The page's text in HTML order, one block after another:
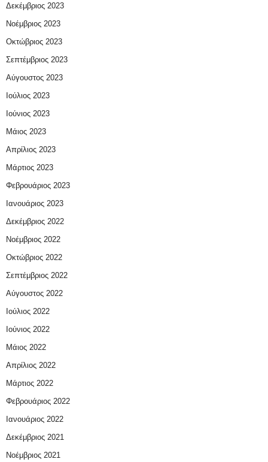
Δεκέμβριος 2023
Νοέμβριος 2023
Οκτώβριος 2023
Σεπτέμβριος 2023
Αύγουστος 2023
Ιούλιος 2023
Ιούνιος 2023
Μάιος 2023
Απρίλιος 2023
Μάρτιος 2023
Φεβρουάριος 2023
Ιανουάριος 2023
Δεκέμβριος 2022
Νοέμβριος 2022
Οκτώβριος 2022
Σεπτέμβριος 2022
Αύγουστος 2022
Ιούλιος 2022
Ιούνιος 2022
Μάιος 2022
Απρίλιος 2022
Μάρτιος 2022
Φεβρουάριος 2022
Ιανουάριος 2022
Δεκέμβριος 2021
Νοέμβριος 2021